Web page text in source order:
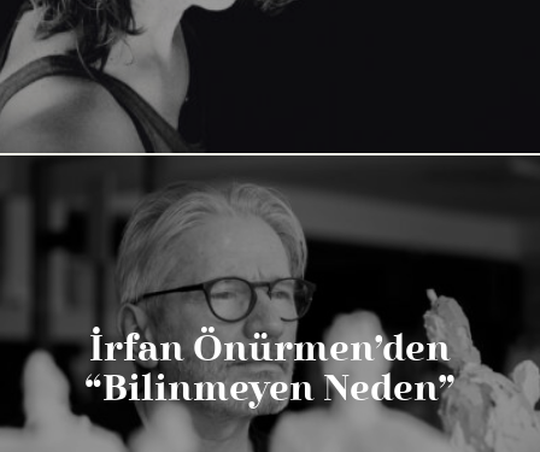
İrfan Önürmen’den
“Bilinmeyen Neden”